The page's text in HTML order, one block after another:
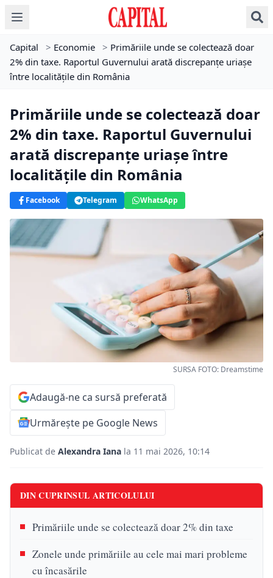
Capital > Economie > Primăriile unde se colectează doar
2% din taxe. Raportul Guvernului arată discrepanțe uriașe
între localitățile din România
Primăriile unde se colectează doar
2% din taxe. Raportul Guvernului
arată discrepanțe uriașe între
localitățile din România
Facebook Telegram WhatsApp
SURSA FOTO: Dreamstime
Adaugă-ne ca sursă preferată
Urmărește pe Google News
Publicat de Alexandra Iana la 11 mai 2026, 10:14
DIN CUPRINSUL ARTICOLULUI
Primăriile unde se colectează doar 2% din taxe
Zonele unde primăriile au cele mai mari probleme
cu încasările